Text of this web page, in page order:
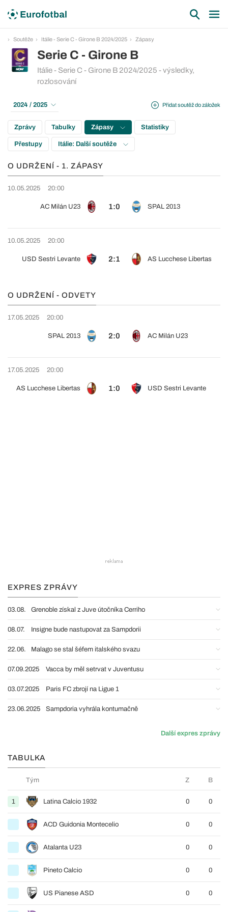
Soutěže Itálie - Serie C - Girone B 2024/2025 Zápasy
Serie C - Girone B
Itálie - Serie C - Girone B 2024/2025 - výsledky,
rozlosování
Přidat soutěž do záložek
2024 / 2025
Zprávy Tabulky Zápasy Statistiky
Přestupy Itálie: Další soutěže
O UDRŽENÍ - 1. ZÁPASY
10.05.2025 20:00
AC Milán U23 1:0 SPAL 2013
10.05.2025 20:00
USD Sestri Levante 2:1 AS Lucchese Libertas
O UDRŽENÍ - ODVETY
17.05.2025 20:00
SPAL 2013 2:0 AC Milán U23
17.05.2025 20:00
AS Lucchese Libertas 1:0 USD Sestri Levante
EXPRES ZPRÁVY
03.08. Grenoble získal z Juve útočníka Cerriho
08.07. Insigne bude nastupovat za Sampdorii
22.06. Malago se stal šéfem italského svazu
07.09.2025 Vacca by měl setrvat v Juventusu
03.07.2025 Paris FC zbrojí na Ligue 1
23.06.2025 Sampdoria vyhrála kontumačně
Další expres zprávy
TABULKA
Tým Z B
1 Latina Calcio 1932 0 0
ACD Guidonia Montecelio 0 0
Atalanta U23 0 0
Pineto Calcio 0 0
US Pianese ASD 0 0